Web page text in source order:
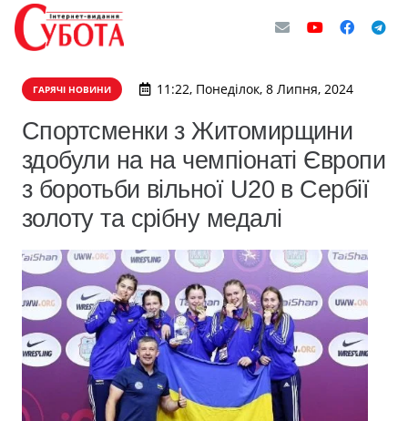
ГАРЯЧІ НОВИНИ 11:22, Понеділок, 8 Липня, 2024
Спортсменки з Житомирщини
здобули на на чемпіонаті Європи
з боротьби вільної U20 в Сербії
золоту та срібну медалі